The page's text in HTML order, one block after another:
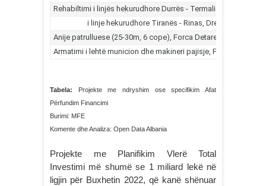
Tabela: Projekte me ndryshim ose specifikim Afat
Përfundim Financimi
Burimi: MFE
Komente dhe Analiza: Open Data Albania
Projekte me Planifikim Vlerë Total
Investimi më shumë se 1 miliard lekë në
ligjin për Buxhetin 2022, që kanë shënuar